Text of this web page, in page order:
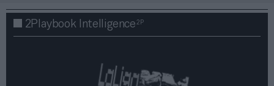
2Playbook Intelligence2P